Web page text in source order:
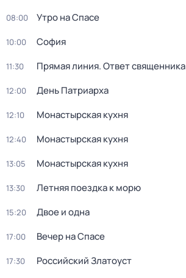
08:00 Утро на Спасе
10:00 София
11:30 Прямая линия. Ответ священника
12:00 День Патриарха
12:10 Монастырская кухня
12:40 Монастырская кухня
13:05 Монастырская кухня
13:30 Летняя поездка к морю
15:20 Двое и одна
17:00 Вечер на Спасе
17:30 Российский Златоуст